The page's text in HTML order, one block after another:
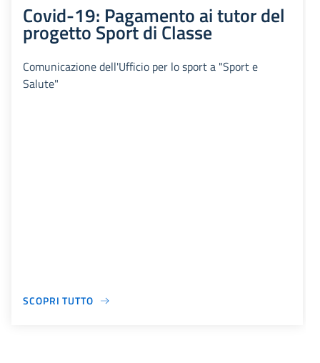
Covid-19: Pagamento ai tutor del
progetto Sport di Classe
Comunicazione dell'Ufficio per lo sport a "Sport e
Salute"
SCOPRI TUTTO